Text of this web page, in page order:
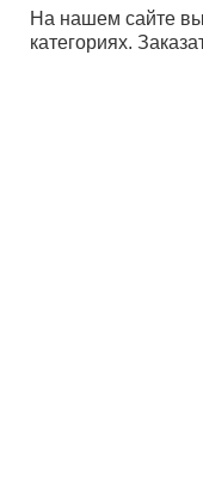
На нашем сайте
категориях.